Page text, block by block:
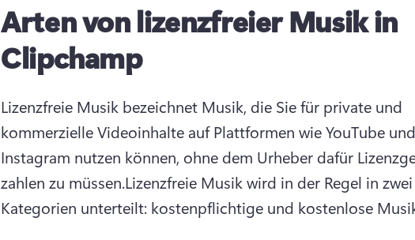
Arten von lizenzfreier Musik in
Clipchamp
Lizenzfreie Musik bezeichnet Musik, die Sie für private und
kommerzielle Videoinhalte auf Plattformen wie YouTube und
Instagram nutzen können, ohne dem Urheber dafür
zahlen zu müssen.Lizenzfreie Musik wird in der Regel in zwei
Kategorien unterteilt: kostenpflichtige und kostenlose